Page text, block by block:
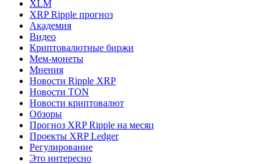
XLM
XRP Ripple прогноз
Академия
Видео
Криптовалютные биржи
Мем-монеты
Мнения
Новости Ripple XRP
Новости TON
Новости криптовалют
Обзоры
Прогноз XRP Ripple на месяц
Проекты XRP Ledger
Регулирование
Это интересно